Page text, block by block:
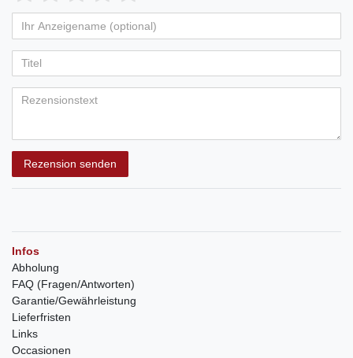
Rezension senden
Infos
Abholung
FAQ (Fragen/Antworten)
Garantie/Gewährleistung
Lieferfristen
Links
Occasionen